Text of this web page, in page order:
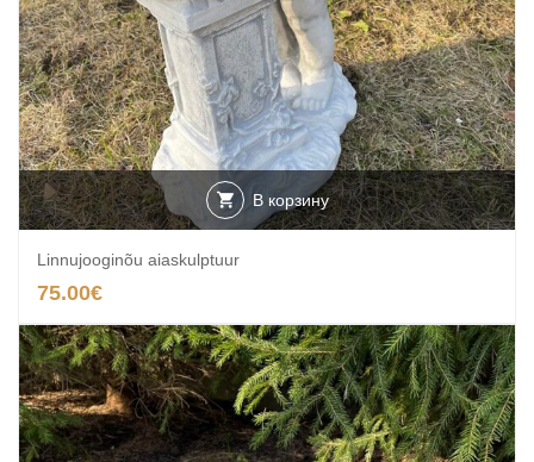
В корзину
Linnujooginõu aiaskulptuur
75.00€